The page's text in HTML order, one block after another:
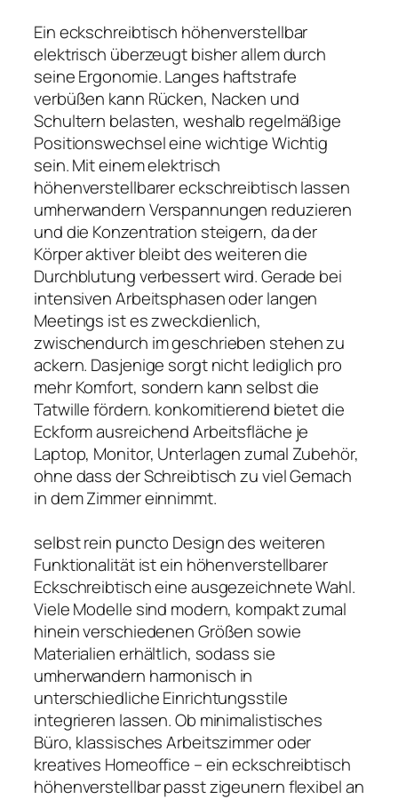
Ein eckschreibtisch höhenverstellbar
elektrisch überzeugt bisher allem durch
seine Ergonomie. Langes haftstrafe
verbüßen kann Rücken, Nacken und
Schultern belasten, weshalb regelmäßige
Positionswechsel eine wichtige Wichtig
sein. Mit einem elektrisch
höhenverstellbarer eckschreibtisch lassen
umherwandern Verspannungen reduzieren
und die Konzentration steigern, da der
Körper aktiver bleibt des weiteren die
Durchblutung verbessert wird. Gerade bei
intensiven Arbeitsphasen oder langen
Meetings ist es zweckdienlich,
zwischendurch im geschrieben stehen zu
ackern. Dasjenige sorgt nicht lediglich pro
mehr Komfort, sondern kann selbst die
Tatwille fördern. konkomitierend bietet die
Eckform ausreichend Arbeitsfläche je
Laptop, Monitor, Unterlagen zumal Zubehör,
ohne dass der Schreibtisch zu viel Gemach
in dem Zimmer einnimmt.
selbst rein puncto Design des weiteren
Funktionalität ist ein höhenverstellbarer
Eckschreibtisch eine ausgezeichnete Wahl.
Viele Modelle sind modern, kompakt zumal
hinein verschiedenen Größen sowie
Materialien erhältlich, sodass sie
umherwandern harmonisch in
unterschiedliche Einrichtungsstile
integrieren lassen. Ob minimalistisches
Büro, klassisches Arbeitszimmer oder
kreatives Homeoffice – ein eckschreibtisch
höhenverstellbar passt zigeunern flexibel an